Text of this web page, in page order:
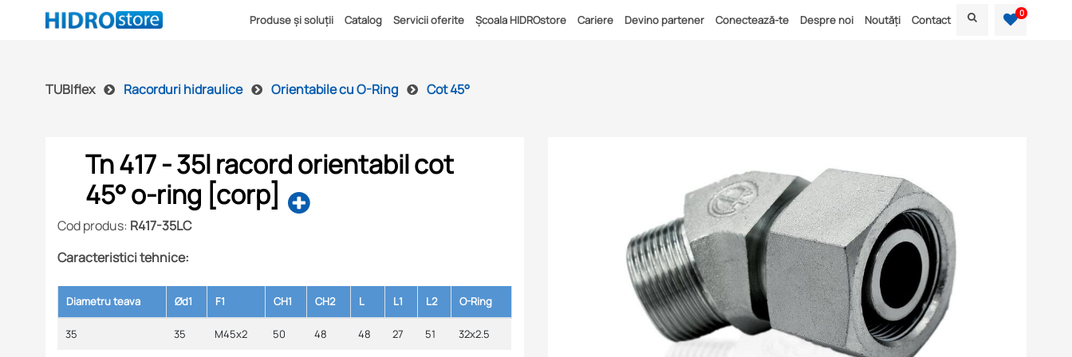
Produse și soluții Catalog Servicii oferite Școala HIDROstore Cariere Devino partener Conectează-te Despre noi Noutăți Contact 0
TUBIflex Racorduri hidraulice Orientabile cu O-Ring Cot 45°
Tn 417 - 35l racord orientabil cot
45° o-ring [corp]
Cod produs: R417-35LC
Caracteristici tehnice:
Diametru teava Ød1 F1 CH1 CH2 L L1 L2 O-Ring
35 35 M45x2 50 48 48 27 51 32x2.5